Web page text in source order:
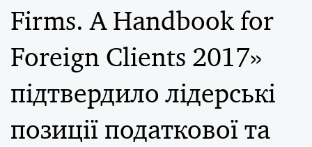
Firms. A Handbook for
Foreign Clients 2017»
підтвердило лідерські
позиції податкової та